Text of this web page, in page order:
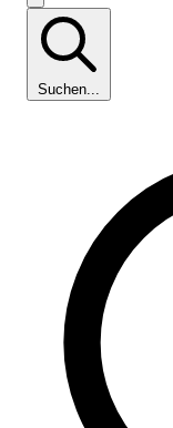
Suchen...